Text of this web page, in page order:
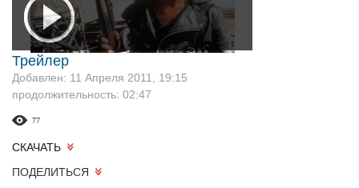
Трейлер
Добавлен: 11 Апреля 2011, 19:15
продолжительность: 02:47
77
СКАЧАТЬ
ПОДЕЛИТЬСЯ